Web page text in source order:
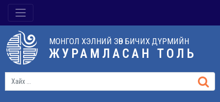
МОНГОЛ ХЭЛНИЙ ЗӨВ БИЧИХ ДҮРМИЙН
ЖУРАМЛАСАН ТОЛЬ